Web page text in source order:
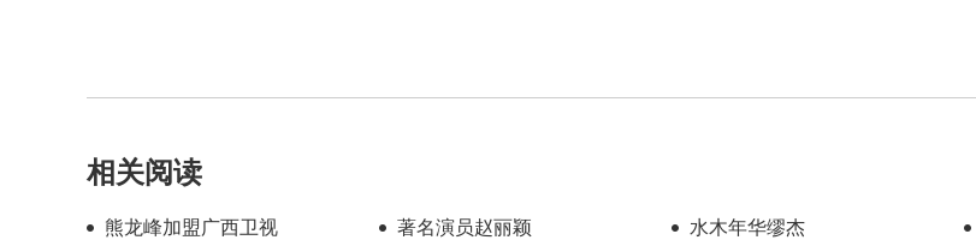
相关阅读
熊龙峰加盟广西卫视 著名演员赵丽颖 水木年华缪杰